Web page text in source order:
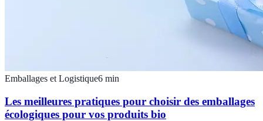
Emballages et Logistique6 min
Les meilleures pratiques pour choisir des emballages
écologiques pour vos produits bio